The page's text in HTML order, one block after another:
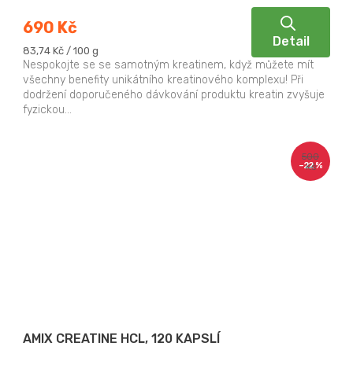
690 Kč
Měrná
cena:
83,74 Kč / 100 g
Detail
Nespokojte se se samotným kreatinem, když můžete mít
všechny benefity unikátního kreatinového komplexu! Při
dodržení doporučeného dávkování produktu kreatin zvyšuje
fyzickou...
500
Kč
–22 %
AMIX CREATINE HCL, 120 KAPSLÍ